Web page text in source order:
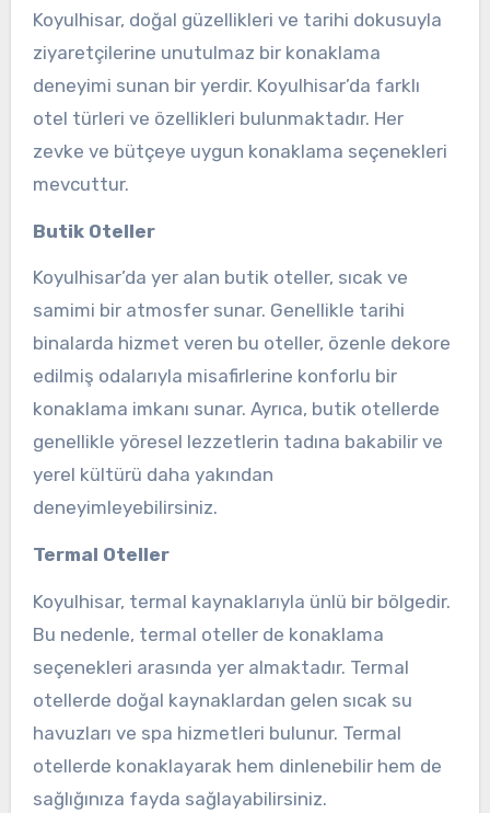
Koyulhisar, doğal güzellikleri ve tarihi dokusuyla
ziyaretçilerine unutulmaz bir konaklama
deneyimi sunan bir yerdir. Koyulhisar’da farklı
otel türleri ve özellikleri bulunmaktadır. Her
zevke ve bütçeye uygun konaklama seçenekleri
mevcuttur.
Butik Oteller
Koyulhisar’da yer alan butik oteller, sıcak ve
samimi bir atmosfer sunar. Genellikle tarihi
binalarda hizmet veren bu oteller, özenle dekore
edilmiş odalarıyla misafirlerine konforlu bir
konaklama imkanı sunar. Ayrıca, butik otellerde
genellikle yöresel lezzetlerin tadına bakabilir ve
yerel kültürü daha yakından
deneyimleyebilirsiniz.
Termal Oteller
Koyulhisar, termal kaynaklarıyla ünlü bir bölgedir.
Bu nedenle, termal oteller de konaklama
seçenekleri arasında yer almaktadır. Termal
otellerde doğal kaynaklardan gelen sıcak su
havuzları ve spa hizmetleri bulunur. Termal
otellerde konaklayarak hem dinlenebilir hem de
sağlığınıza fayda sağlayabilirsiniz.